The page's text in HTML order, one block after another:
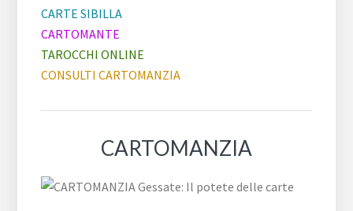
CARTE SIBILLA
CARTOMANTE
TAROCCHI ONLINE
CONSULTI CARTOMANZIA
CARTOMANZIA